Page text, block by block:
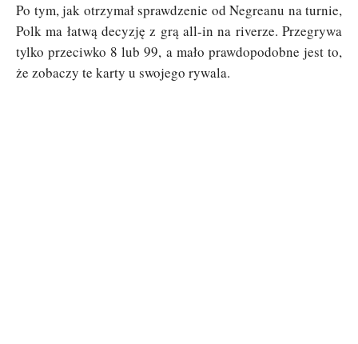
Po tym, jak otrzymał sprawdzenie od Negreanu na turnie,
Polk ma łatwą decyzję z grą all-in na riverze. Przegrywa
tylko przeciwko 8 lub 99, a mało prawdopodobne jest to,
że zobaczy te karty u swojego rywala.